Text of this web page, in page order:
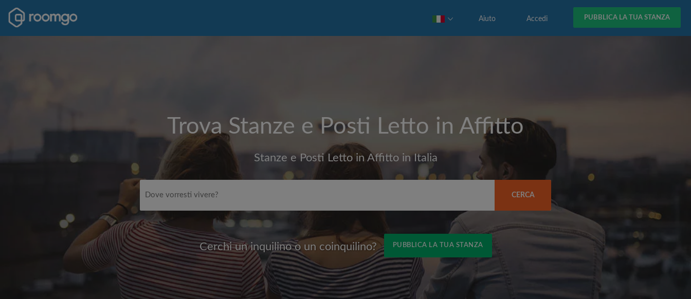
PUBBLICA LA TUA STANZA
Accedi
Aiuto
Trova Stanze e Posti Letto in Affitto
Stanze e Posti Letto in Affitto in Italia
CERCA
Cerchi un inquilino o un coinquilino? PUBBLICA LA TUA STANZA
Accedi con Facebook
Non pubblicheremo mai nella tua cronologia
senza il tuo permesso
Nome
Data di trasferimento